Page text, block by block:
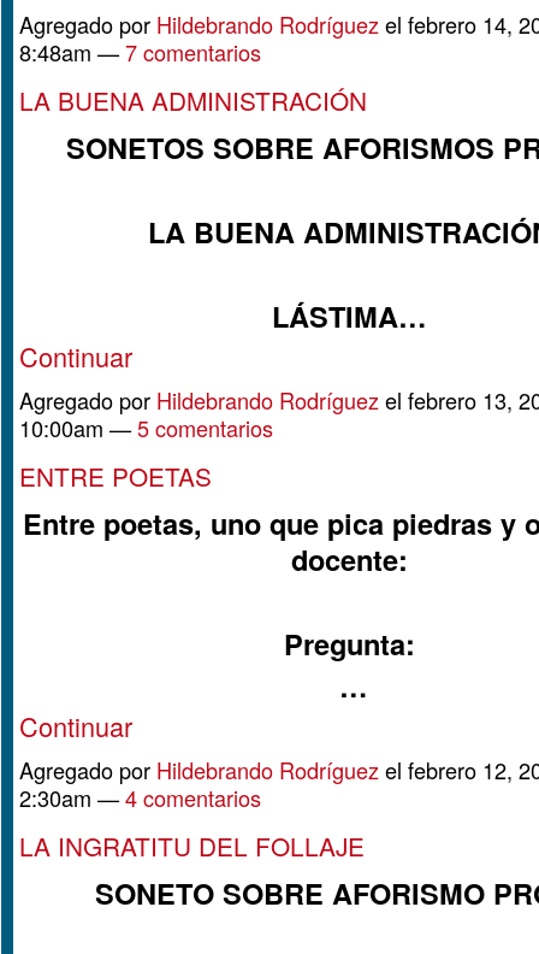
Agregado por Hildebrando Rodríguez el febrero 14,
8:48am —7 comentarios
LA BUENA ADMINISTRACIÓN
SONETOS SOBRE AFORISMOS
LA BUENA
LÁSTIMA…
Continuar
Agregado por Hildebrando Rodríguez el febrero 13,
10:00am —5 comentarios
ENTRE POETAS
Entre poetas, uno que pica piedras y
docente:
Pregunta:
…
Continuar
Agregado por Hildebrando Rodríguez el febrero 12,
2:30am —4 comentarios
LA INGRATITU DEL FOLLAJE
SONETO SOBRE AFORISMO